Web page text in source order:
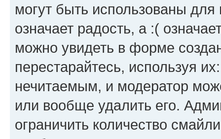
могут быть использованы
означает радость, а :(
можно увидеть в форме
перестарайтесь, используя
нечитаемым, и модератор
или вообще удалить его.
ограничить количество